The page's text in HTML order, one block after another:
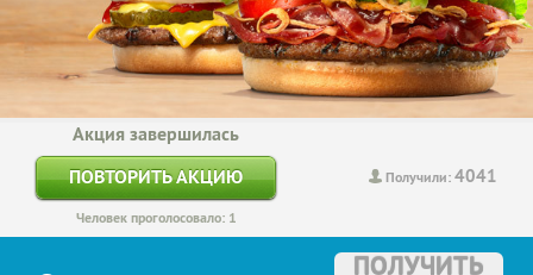
Получили:4041
Акция завершилась
ПОВТОРИТЬ АКЦИЮ
Человек проголосовало: 1
ПОЛУЧИТЬ